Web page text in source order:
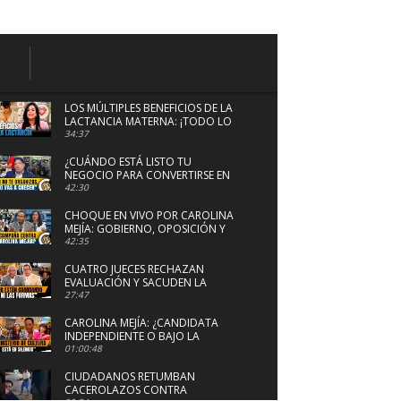
LOS MÚLTIPLES BENEFICIOS DE LA
LACTANCIA MATERNA: ¡TODO LO
QUE DEBES SABER!
34:37
¿CUÁNDO ESTÁ LISTO TU
NEGOCIO PARA CONVERTIRSE EN
FRANQUICIA?
42:30
CHOQUE EN VIVO POR CAROLINA
MEJÍA: GOBIERNO, OPOSICIÓN Y
“AGENDA SETTING”
42:35
CUATRO JUECES RECHAZAN
EVALUACIÓN Y SACUDEN LA
SUPREMA CORTE DE JUSTICIA
27:47
CAROLINA MEJÍA: ¿CANDIDATA
INDEPENDIENTE O BAJO LA
SOMBRA DE SU PADRE?
01:00:48
CIUDADANOS RETUMBAN
CACEROLAZOS CONTRA